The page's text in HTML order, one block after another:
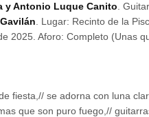
y Antonio Luque Canito .
. Lugar: Recinto de la
2025. Aforo: Completo (Unas
fiesta,// se adorna con luna
que son puro fuego,//